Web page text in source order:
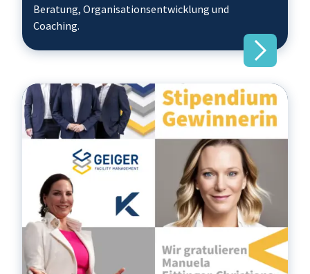
Beratung, Organisationsentwicklung und
Coaching.